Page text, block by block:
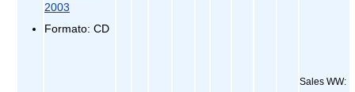
2003
Formato: CD
Sales WW: